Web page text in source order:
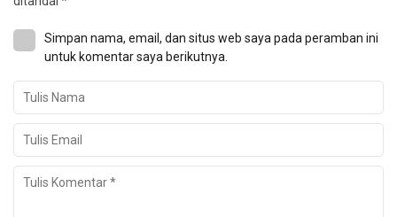
Simpan nama, email, dan situs web saya pada peramban ini
untuk komentar saya berikutnya.